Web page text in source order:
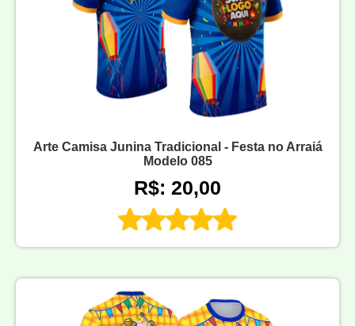
Arte Camisa Junina Tradicional - Festa no Arraiá
Modelo 085
R$: 20,00